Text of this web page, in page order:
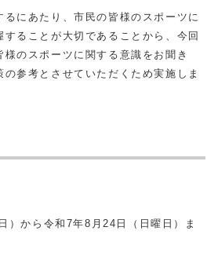
にあたり、市民の皆様のスポーツに
ることが大切であることから、今回
のスポーツに関する意識をお聞き
参考とさせていただくため実施しま
）から令和7年8月24日（日曜日）ま